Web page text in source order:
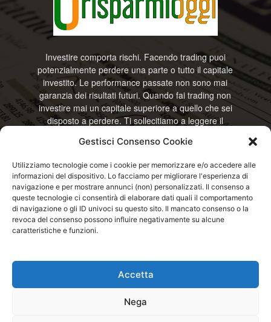
Gestisci Consenso Cookie
Utilizziamo tecnologie come i cookie per memorizzare e/o accedere alle
informazioni del dispositivo. Lo facciamo per migliorare l'esperienza di
navigazione e per mostrare annunci (non) personalizzati. Il consenso a
queste tecnologie ci consentirà di elaborare dati quali il comportamento
di navigazione o gli ID univoci su questo sito. Il mancato consenso o la
revoca del consenso possono influire negativamente su alcune
caratteristiche e funzioni.
Accetta
Nega
Investire comporta rischi. Facendo trading puoi
potenzialmente perdere una parte o tutto il capitale
investito. Le performance passate non sono mai
garanzia dei risultati futuri. Quando fai trading non
investire mai un capitale superiore a quello che sei
disposto a perdere. Ti sollecitiamo a leggere il
RisparmiOggi non offre alcun genere di consulenza
informazioni riportate. Continuando ad accedere o
a usare questo sito o ogni servizio disponibile
questo sito, dichiari di accettare termini e condizioni
previste. © RisparmiOggi
Contattaci:
Disclaimer / Avviso sui rischi